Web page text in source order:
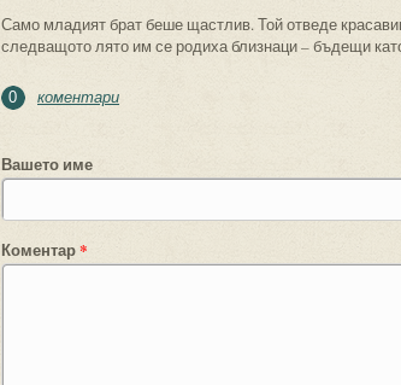
Само младият брат беше щастлив. Той отведе
следващото лято им се родиха близнаци – бъдещи
0 коментари
Вашето име
Коментар*